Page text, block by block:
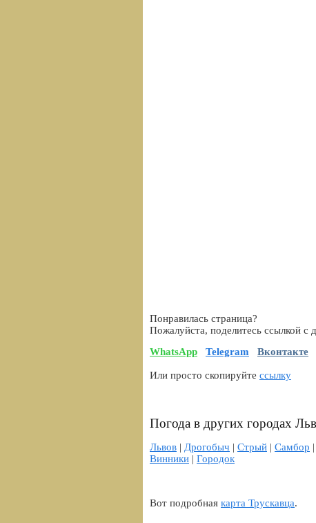
Понравилась страница?
Пожалуйста, поделитесь ссылкой с
WhatsApp
Telegram Вконтакте
Или просто скопируйте ссылку
Погода в других городах
Львов | Дрогобыч | Стрый | Самбор |
Винники | Городок
Вот подробная карта Трускавца.